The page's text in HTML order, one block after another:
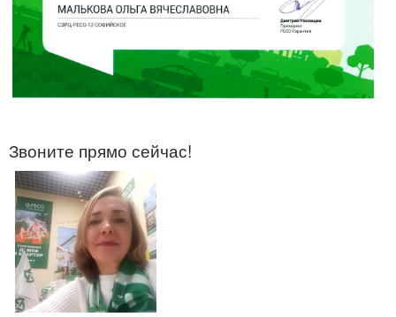
Звоните прямо сейчас!